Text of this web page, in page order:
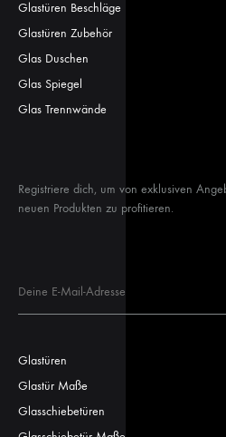
Glastüren Beschläge
Glastüren Zubehör
Glas Duschen
Glas Spiegel
Glas Trennwände
Registriere dich, um von exklusiven
neuen Produkten zu profitieren.
Glastüren
Glastür Maße
Glasschiebetüren